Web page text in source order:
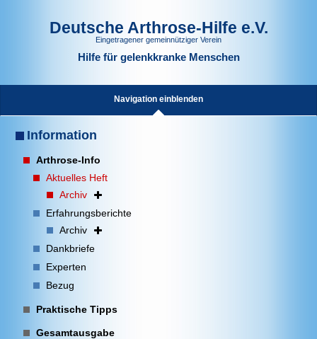
Deutsche Arthrose-Hilfe e.V.
Eingetragener gemeinnütziger Verein
Hilfe für gelenkkranke Menschen
Navigation einblenden
Information
Arthrose-Info
Aktuelles Heft
Archiv
Erfahrungsberichte
Archiv
Dankbriefe
Experten
Bezug
Praktische Tipps
Gesamtausgabe